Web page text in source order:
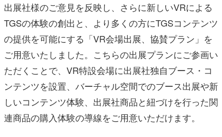
出展社様のご意見を反映し、さらに新しいVRによる
TGSの体験の創出と、より多くの方にTGSコンテンツ
の提供を可能にする「VR会場出展、協賛プラン」を
ご用意いたしました。こちらの出展プランにご参画い
ただくことで、VR特設会場に出展社独自ブース・コ
ンテンツを設置、バーチャル空間でのブース出展や新
しいコンテンツ体験、出展社商品と紐づけを行った関
連商品の購入体験の導線をご用意いただけます。